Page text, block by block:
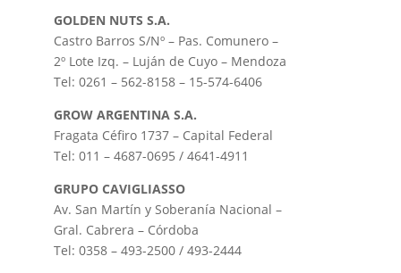
GOLDEN NUTS S.A.
Castro Barros S/Nº – Pas. Comunero –
2º Lote Izq. – Luján de Cuyo – Mendoza
Tel: 0261 – 562-8158 – 15-574-6406
GROW ARGENTINA S.A.
Fragata Céfiro 1737 – Capital Federal
Tel: 011 – 4687-0695 / 4641-4911
GRUPO CAVIGLIASSO
Av. San Martín y Soberanía Nacional –
Gral. Cabrera – Córdoba
Tel: 0358 – 493-2500 / 493-2444